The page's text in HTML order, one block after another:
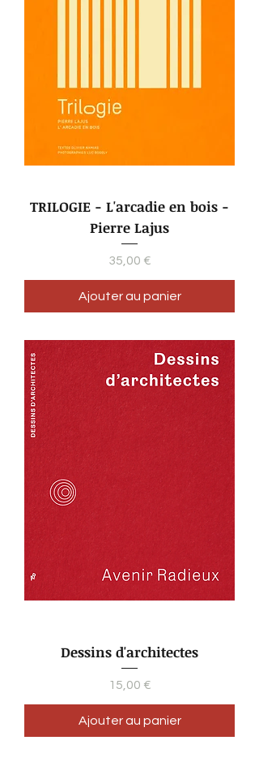
TRILOGIE - L'arcadie en bois -
Pierre Lajus
Prix
35,00 €
Ajouter au panier
Dessins d'architectes
Prix
15,00 €
Ajouter au panier